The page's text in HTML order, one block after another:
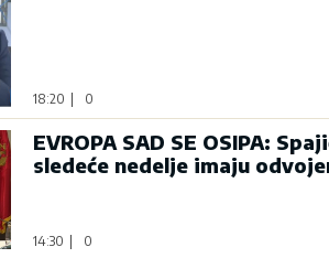
18:20 0
EVROPA SAD SE OSIPA:
sledeće nedelje imaju
14:30 0